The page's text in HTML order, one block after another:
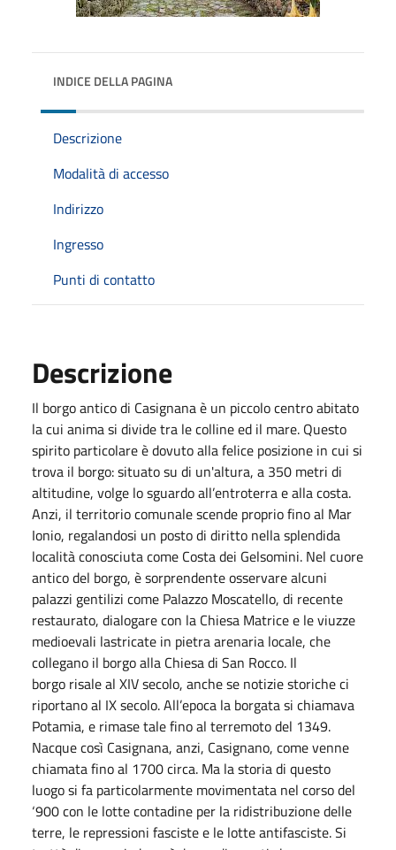
INDICE DELLA PAGINA
Descrizione
Modalità di accesso
Indirizzo
Ingresso
Punti di contatto
Descrizione
Il borgo antico di Casignana è un piccolo centro abitato
la cui anima si divide tra le colline ed il mare. Questo
spirito particolare è dovuto alla felice posizione in cui si
trova il borgo: situato su di un'altura, a 350 metri di
altitudine, volge lo sguardo all’entroterra e alla costa.
Anzi, il territorio comunale scende proprio fino al Mar
Ionio, regalandosi un posto di diritto nella splendida
località conosciuta come Costa dei Gelsomini. Nel cuore
antico del borgo, è sorprendente osservare alcuni
palazzi gentilizi come Palazzo Moscatello, di recente
restaurato, dialogare con la Chiesa Matrice e le viuzze
medioevali lastricate in pietra arenaria locale, che
collegano il borgo alla Chiesa di San Rocco. Il
borgo risale al XIV secolo, anche se notizie storiche ci
riportano al IX secolo. All’epoca la borgata si chiamava
Potamia, e rimase tale fino al terremoto del 1349.
Nacque così Casignana, anzi, Casignano, come venne
chiamata fino al 1700 circa. Ma la storia di questo
luogo si fa particolarmente movimentata nel corso del
‘900 con le lotte contadine per la ridistribuzione delle
terre, le repressioni fasciste e le lotte antifasciste. Si